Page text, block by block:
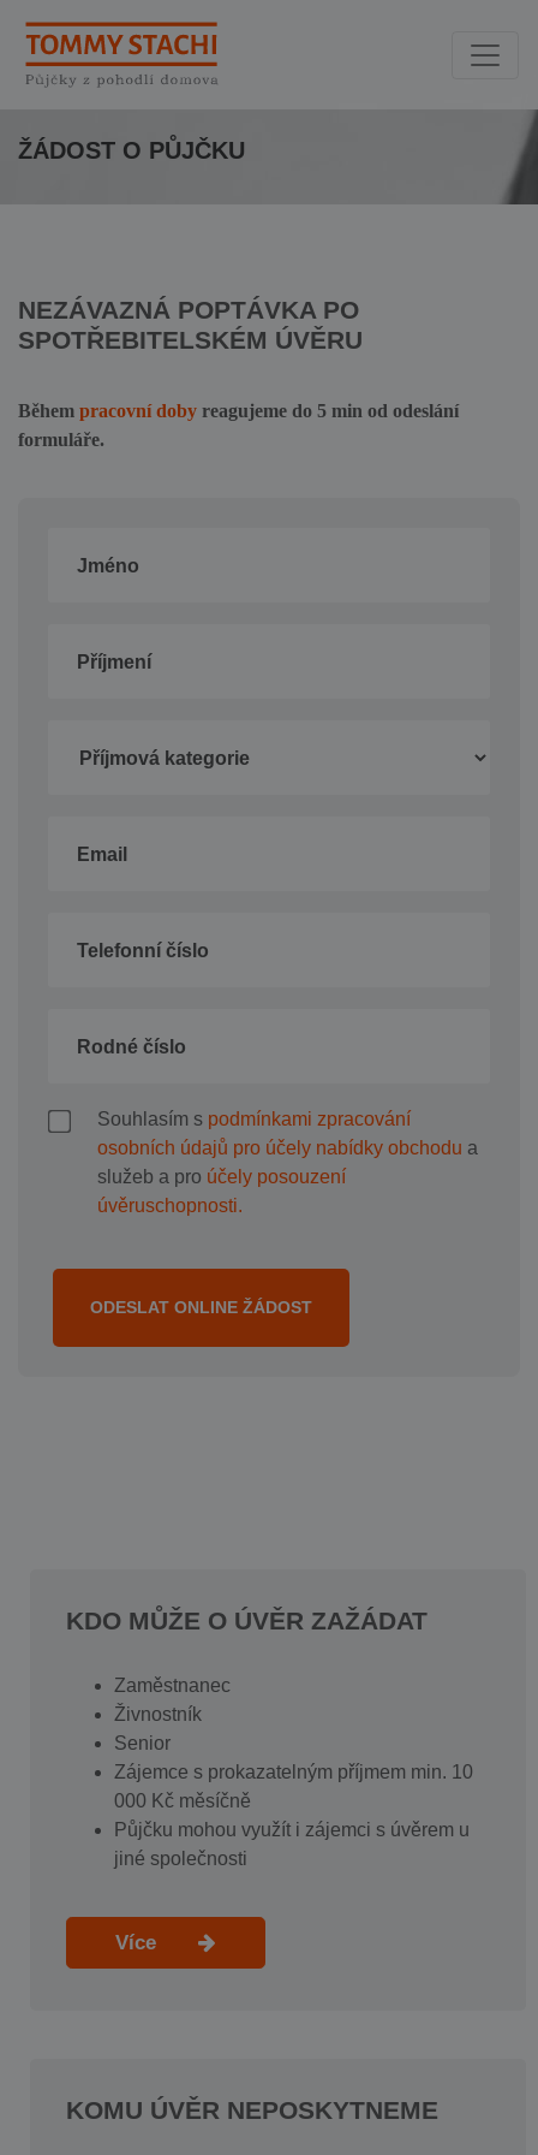
ŽÁDOST O PŮJČKU
NEZÁVAZNÁ POPTÁVKA PO
SPOTŘEBITELSKÉM ÚVĚRU
Během pracovní doby reagujeme do 5 min od odeslání
formuláře.
Jméno
Příjmení
Email
Telefonní číslo
Rodné číslo
Souhlasím s podmínkami zpracování
osobních údajů pro účely nabídky obchodu a
služeb a pro účely posouzení
úvěruschopnosti.
KDO MŮŽE O ÚVĚR ZAŽÁDAT
Zaměstnanec
Živnostník
Senior
Zájemce s prokazatelným příjmem min. 10
000 Kč měsíčně
Půjčku mohou využít i zájemci s úvěrem u
jiné společnosti
Více
KOMU ÚVĚR NEPOSKYTNEME